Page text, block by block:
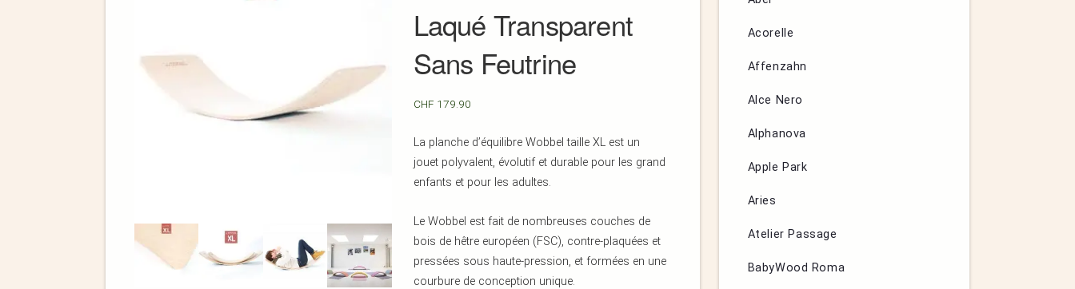
Laqué Transparent
Sans Feutrine
CHF 179.90
La planche d’équilibre Wobbel taille XL est un
jouet polyvalent, évolutif et durable pour les grand
enfants et pour les adultes.
Le Wobbel est fait de nombreuses couches de
bois de hêtre européen (FSC), contre-plaquées et
pressées sous haute-pression, et formées en une
courbure de conception unique.
Acorelle
Affenzahn
Alce Nero
Alphanova
Apple Park
Aries
Atelier Passage
BabyWood Roma